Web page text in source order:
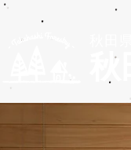
秋田